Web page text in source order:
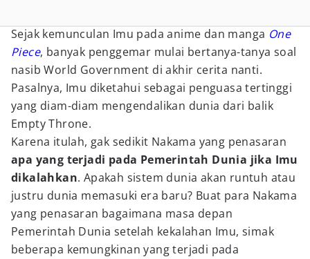
Sejak kemunculan Imu pada anime dan manga One
Piece, banyak penggemar mulai bertanya-tanya soal
nasib World Government di akhir cerita nanti.
Pasalnya, Imu diketahui sebagai penguasa tertinggi
yang diam-diam mengendalikan dunia dari balik
Empty Throne.
Karena itulah, gak sedikit Nakama yang penasaran
apa yang terjadi pada Pemerintah Dunia jika Imu
dikalahkan. Apakah sistem dunia akan runtuh atau
justru dunia memasuki era baru? Buat para Nakama
yang penasaran bagaimana masa depan
Pemerintah Dunia setelah kekalahan Imu, simak
beberapa kemungkinan yang terjadi pada